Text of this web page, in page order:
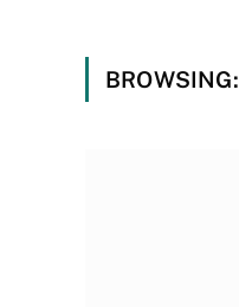
BROWSING: